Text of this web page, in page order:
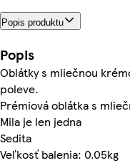
Popis produktu
Popis
Oblátky s mliečnou
poleve.
Prémiová oblátka s
Mila je len jedna
Sedita
Veľkosť balenia: 0.05kg